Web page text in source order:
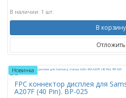
В наличии: 1 шт.
В корзину
Отложить
Новинка
FPC коннектор дисплея для
A207F (40 Pin). BP-025